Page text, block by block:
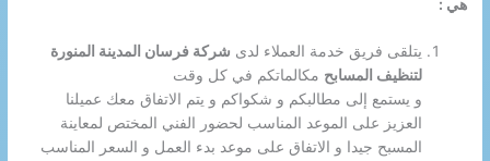
هي :
يتلقى فريق خدمة العملاء لدى شركة فرسان المدينة المنورة
لتنظيف المسابح مكالماتكم في كل وقت
و يستمع إلى مطالبكم و شكواكم و يتم الاتفاق معك عميلنا
العزيز على الموعد المناسب لحضور الفني المختص لمعاينة
المسبح جيدا و الاتفاق على موعد بدء العمل و السعر المناسب